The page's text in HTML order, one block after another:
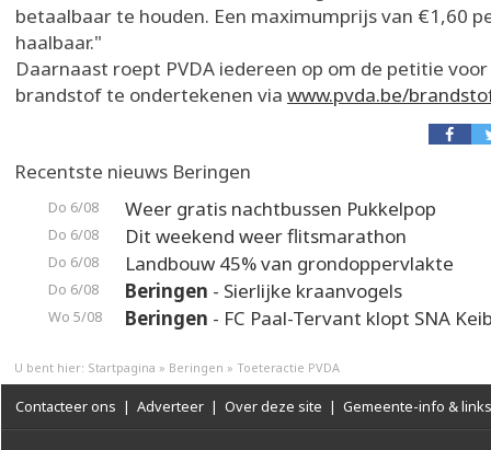
betaalbaar te houden. Een maximumprijs van €1,60
haalbaar."
Daarnaast roept PVDA iedereen op om de petitie
brandstof te ondertekenen via www.pvda.be/
Recentste nieuws Beringen
Do 6/08 Weer gratis nachtbussen Pukkelpop
Do 6/08 Dit weekend weer flitsmarathon
Do 6/08 Landbouw 45% van grondoppervlakte
Do 6/08 Beringen - Sierlijke kraanvogels
Wo 5/08 Beringen - FC Paal-Tervant klopt SNA
U bent hier: Startpagina » Beringen » Toeteractie PVDA
Contacteer ons | Adverteer | Over deze site | Gemeente-info & links